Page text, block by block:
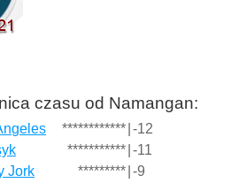
czasu od Namangan:
************ -12
*********** -11
Jork
********* -9